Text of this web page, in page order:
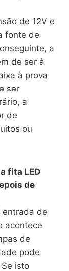
de 12V e
fonte de
a
de ser à
à prova
ser
a
de
ou
fita LED
de
entrada de
acontece
de
pode
isto